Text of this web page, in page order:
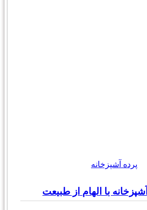
پرده آشپزخانه
با الهام از طبیعت